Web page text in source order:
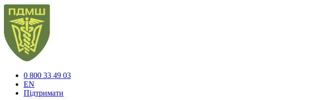
0 800 33 49 03
EN
Підтримати